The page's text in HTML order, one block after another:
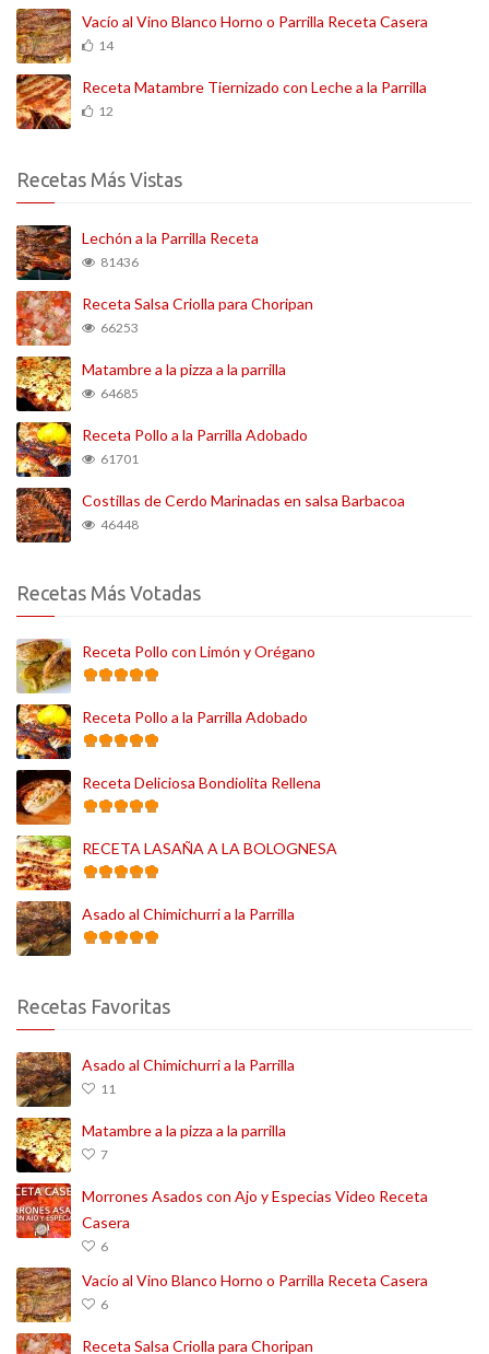
Vacío al Vino Blanco Horno o Parrilla Receta Casera
14
Receta Matambre Tiernizado con Leche a la Parrilla
12
Recetas Más Vistas
Lechón a la Parrilla Receta
81436
Receta Salsa Criolla para Choripan
66253
Matambre a la pizza a la parrilla
64685
Receta Pollo a la Parrilla Adobado
61701
Costillas de Cerdo Marinadas en salsa Barbacoa
46448
Recetas Más Votadas
Receta Pollo con Limón y Orégano
Receta Pollo a la Parrilla Adobado
Receta Deliciosa Bondiolita Rellena
RECETA LASAÑA A LA BOLOGNESA
Asado al Chimichurri a la Parrilla
Recetas Favoritas
Asado al Chimichurri a la Parrilla
11
Matambre a la pizza a la parrilla
7
Morrones Asados con Ajo y Especias Video Receta
Casera
6
Vacío al Vino Blanco Horno o Parrilla Receta Casera
6
Receta Salsa Criolla para Choripan